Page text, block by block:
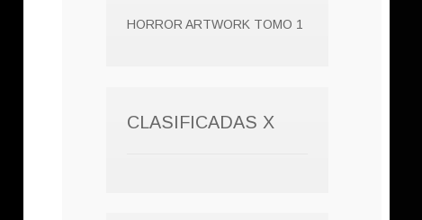
HORROR ARTWORK TOMO 1
CLASIFICADAS X